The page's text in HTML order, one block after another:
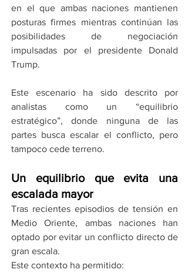
en el que ambas naciones mantienen
posturas firmes mientras continúan las
posibilidades de negociación
impulsadas por el presidente Donald
Trump.
Este escenario ha sido descrito por
analistas como un “equilibrio
estratégico”, donde ninguna de las
partes busca escalar el conflicto, pero
tampoco cede terreno.
Un equilibrio que evita una
escalada mayor
Tras recientes episodios de tensión en
Medio Oriente, ambas naciones han
optado por evitar un conflicto directo de
gran escala.
Este contexto ha permitido: